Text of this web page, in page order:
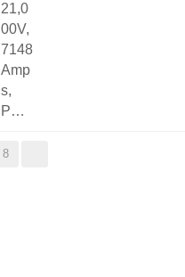
21,0
00V,
7148
Amp
s,
P…
8